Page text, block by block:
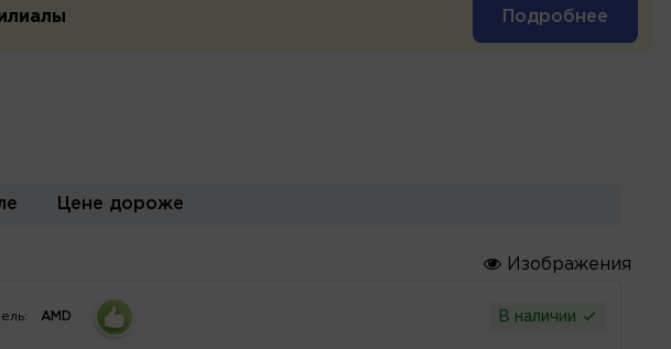
Подробнее
Цене дороже
Изображения
AMD В наличии